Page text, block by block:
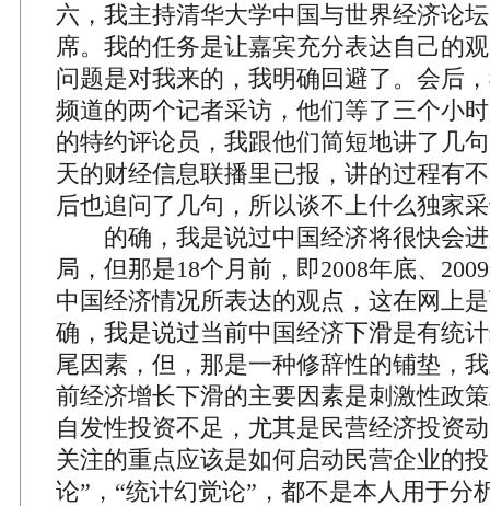
六，我主持清华大学中国与世界经济论
席。我的任务是让嘉宾充分表达自己的
问题是对我来的，我明确回避了。会后
频道的两个记者采访，他们等了三个小
的特约评论员，我跟他们简短地讲了几
天的财经信息联播里已报，讲的过程有
后也追问了几句，所以谈不上什么独家
的确，我是说过中国经济将很快会进
局，但那是18个月前，即2008年底、
中国经济情况所表达的观点，这在网上
确，我是说过当前中国经济下滑是有统
尾因素，但，那是一种修辞性的铺垫，
前经济增长下滑的主要因素是刺激性政
自发性投资不足，尤其是民营经济投资
关注的重点应该是如何启动民营企业的
论”，“统计幻觉论”，都不是本人用于分